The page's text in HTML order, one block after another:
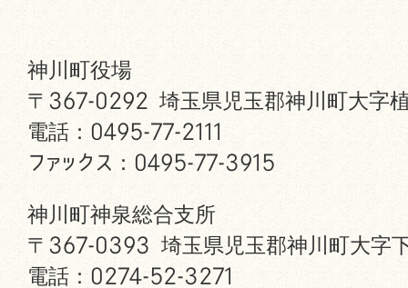
神川町役場
〒367-0292 埼玉県児玉郡神川町大字
電話：0495-77-2111
ファックス：0495-77-3915
神川町神泉総合支所
〒367-0393 埼玉県児玉郡神川町大字
電話：0274-52-3271